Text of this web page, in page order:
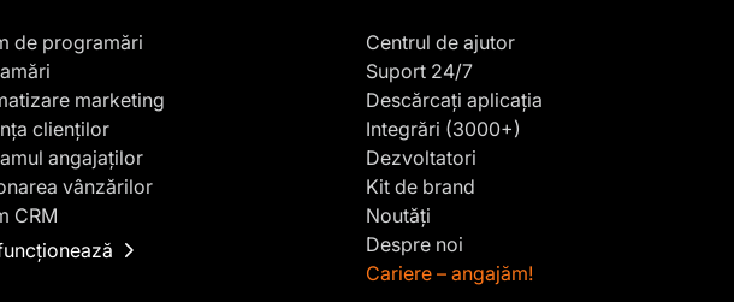
de programări
marketing
clienților
angajaților
vânzărilor
CRM
Centrul de ajutor
Suport 24/7
Descărcați aplicația
Integrări (3000+)
Dezvoltatori
Kit de brand
Noutăți
Despre noi
Cariere – angajăm!